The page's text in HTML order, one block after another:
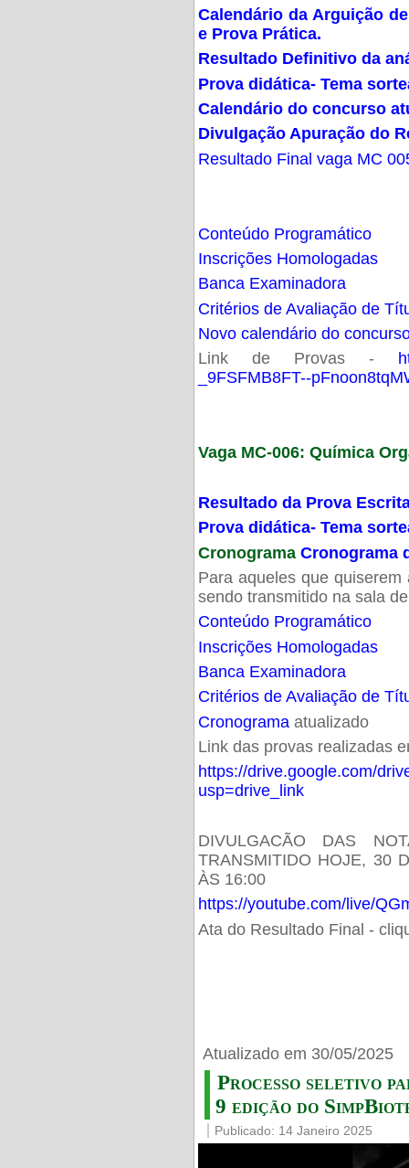
Calendário da Arguição
e Prova Prática.
Resultado Definitivo da
Prova didática- Tema
Calendário do concurso
Divulgação Apuração do
Resultado Final vaga MC
Conteúdo Programático
Inscrições Homologadas
Banca Examinadora
Critérios de Avaliação de
Novo calendário do
Link de Provas -
_9FSFMB8FT--
Vaga MC-006: Química
Resultado da Prova
Prova didática- Tema
Cronograma Cronograma
Para aqueles que
sendo transmitido na sala
Conteúdo Programático
Inscrições Homologadas
Banca Examinadora
Critérios de Avaliação de
Cronogramaatualizado
Link das provas realizadas
https://drive.google.com/
usp=drive_link
DIVULGACÃO DAS
TRANSMITIDO HOJE, 30
ÀS 16:00
https://youtube.com/live/
Ata do Resultado Final -
Atualizado em 30/05/2025
Processo seletivo
9 edição do
Publicado: 14 Janeiro 2025